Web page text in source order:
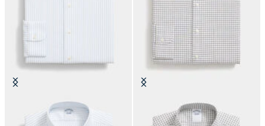
Camicia Regular Fit Non-Iron in
Cotone con Collo Ainsley
Camicia Regular Fit Non-Iron in
Cotone con Collo Ainsley